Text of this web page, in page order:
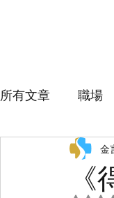
所有文章 職場
金